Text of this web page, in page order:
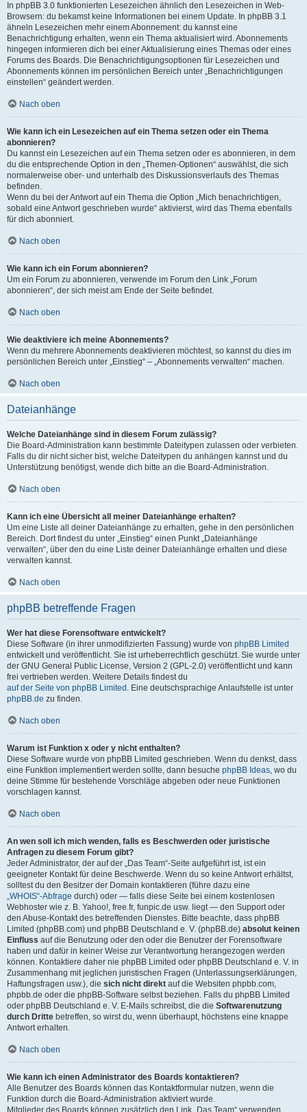
In phpBB 3.0 funktionierten Lesezeichen ähnlich den Lesezeichen in Web-
Browsern: du bekamst keine Informationen bei einem Update. In phpBB 3.1
ähneln Lesezeichen mehr einem Abonnement: du kannst eine
Benachrichtigung erhalten, wenn ein Thema aktualisiert wird. Abonnements
hingegen informieren dich bei einer Aktualisierung eines Themas oder eines
Forums des Boards. Die Benachrichtigungsoptionen für Lesezeichen und
Abonnements können im persönlichen Bereich unter „Benachrichtigungen
einstellen“ geändert werden.
Nach oben
Wie kann ich ein Lesezeichen auf ein Thema setzen oder ein Thema
abonnieren?
Du kannst ein Lesezeichen auf ein Thema setzen oder es abonnieren, in dem
du die entsprechende Option in den „Themen-Optionen“ auswählst, die sich
normalerweise ober- und unterhalb des Diskussionsverlaufs des Themas
befinden.
Wenn du bei der Antwort auf ein Thema die Option „Mich benachrichtigen,
sobald eine Antwort geschrieben wurde“ aktivierst, wird das Thema ebenfalls
für dich abonniert.
Nach oben
Wie kann ich ein Forum abonnieren?
Um ein Forum zu abonnieren, verwende im Forum den Link „Forum
abonnieren“, der sich meist am Ende der Seite befindet.
Nach oben
Wie deaktiviere ich meine Abonnements?
Wenn du mehrere Abonnements deaktivieren möchtest, so kannst du dies im
persönlichen Bereich unter „Einstieg“ – „Abonnements verwalten“ machen.
Nach oben
Dateianhänge
Welche Dateianhänge sind in diesem Forum zulässig?
Die Board-Administration kann bestimmte Dateitypen zulassen oder verbieten.
Falls du dir nicht sicher bist, welche Dateitypen du anhängen kannst und du
Unterstützung benötigst, wende dich bitte an die Board-Administration.
Nach oben
Kann ich eine Übersicht all meiner Dateianhänge erhalten?
Um eine Liste all deiner Dateianhänge zu erhalten, gehe in den persönlichen
Bereich. Dort findest du unter „Einstieg“ einen Punkt „Dateianhänge
verwalten“, über den du eine Liste deiner Dateianhänge erhalten und diese
verwalten kannst.
Nach oben
phpBB betreffende Fragen
Wer hat diese Forensoftware entwickelt?
Diese Software (in ihrer unmodifizierten Fassung) wurde von phpBB Limited
entwickelt und veröffentlicht. Sie ist urheberrechtlich geschützt. Sie wurde unter
der GNU General Public License, Version 2 (GPL-2.0) veröffentlicht und kann
frei vertrieben werden. Weitere Details findest du
auf der Seite von phpBB Limited . Eine deutschsprachige Anlaufstelle ist unter
phpBB.de zu finden.
Nach oben
Warum ist Funktion x oder y nicht enthalten?
Diese Software wurde von phpBB Limited geschrieben. Wenn du denkst, dass
eine Funktion implementiert werden sollte, dann besuche phpBB Ideas, wo du
deine Stimme für bestehende Vorschläge abgeben oder neue Funktionen
vorschlagen kannst.
Nach oben
An wen soll ich mich wenden, falls es Beschwerden oder juristische
Anfragen zu diesem Forum gibt?
Jeder Administrator, der auf der „Das Team“-Seite aufgeführt ist, ist ein
geeigneter Kontakt für deine Beschwerde. Wenn du so keine Antwort erhältst,
solltest du den Besitzer der Domain kontaktieren (führe dazu eine
„WHOIS“-Abfrage durch) oder — falls diese Seite bei einem kostenlosen
Webhoster wie z. B. Yahoo!, free.fr, funpic.de usw. liegt — den Support oder
den Abuse-Kontakt des betreffenden Dienstes. Bitte beachte, dass phpBB
Limited (phpBB.com) und phpBB Deutschland e. V. (phpBB.de) absolut keinen
Einfluss auf die Benutzung oder den oder die Benutzer der Forensoftware
haben und dafür in keiner Weise zur Verantwortung herangezogen werden
können. Kontaktiere daher nie phpBB Limited oder phpBB Deutschland e. V. in
Zusammenhang mit jeglichen juristischen Fragen (Unterlassungserklärungen,
Haftungsfragen usw.), die sich nicht direkt auf die Websiten phpbb.com,
phpbb.de oder die phpBB-Software selbst beziehen. Falls du phpBB Limited
oder phpBB Deutschland e. V. E-Mails schreibst, die die Softwarenutzung
durch Dritte betreffen, so wirst du, wenn überhaupt, höchstens eine knappe
Antwort erhalten.
Nach oben
Wie kann ich einen Administrator des Boards kontaktieren?
Alle Benutzer des Boards können das Kontaktformular nutzen, wenn die
Funktion durch die Board-Administration aktiviert wurde.
Mitglieder des Boards können zusätzlich den Link „Das Team“ verwenden.